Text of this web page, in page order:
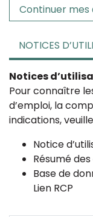
Continuer mes
NOTICES
Notices
Pour connaître
d’emploi, la
indications,
Notice
Résumé
Base de
Lien RCP